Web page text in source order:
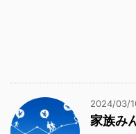
2024/03/
家族み